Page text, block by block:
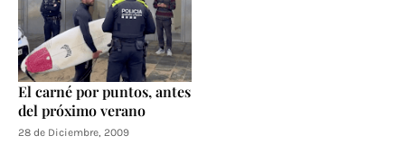
El carné por puntos, antes
del próximo verano
28 de Diciembre, 2009